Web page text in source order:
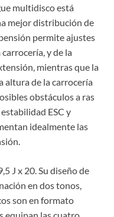
multidisco está
mejor distribución de
permite ajustes
y de la
mientras que la
altura de la carrocería
obstáculos a ras
ESC y
idealmente las
J x 20. Su diseño de
en dos tonos,
son en formato